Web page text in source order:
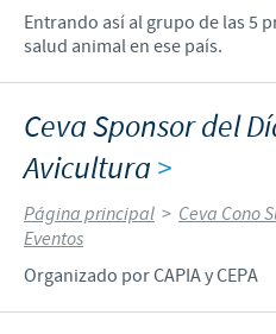
Entrando así al grupo de las 5
salud animal en ese país.
Ceva Sponsor del
Avicultura >
Página principal > Ceva Cono
Eventos
Organizado por CAPIA y CEPA